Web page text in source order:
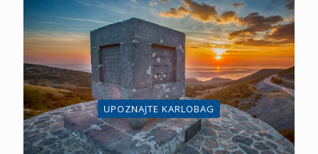
UPOZNAJTE KARLOBAG